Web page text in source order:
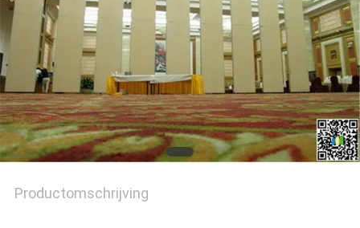
Productomschrijving